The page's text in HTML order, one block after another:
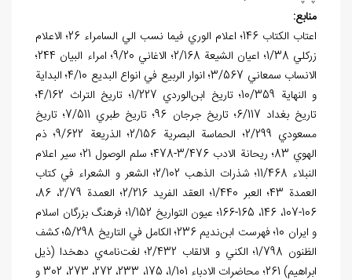
منابع:
اعتاب الکتاب 146؛ اعلام الوري فيما نسب الي السامراء 26؛ الاعلام
زرکلي 1/38؛ اعيان الشيعة 2/168؛ الاغاني 9/20؛ امراء البيان 244؛
الانساب سمعاني 3/567؛ انوار الربيع في انواع البديع 4/10؛ البداية
و النهاية 10/359؛ تاريخ ابن‌الوردي 1/227؛ تاريخ التراث 4/162؛
تاريخ بغداد 6/117؛ تاريخ جرجان 96؛ تاريخ طبري 7/511؛ تاريخ
مسعودي 2/299؛ الحماسة البصرية 2/156؛ الذريعة 9/622؛ ذم
الهوي 83؛ ريحانة الادب 3/476-478؛ سلم الوصول 21؛ سير اعلام
النبلاء 11/468؛ شذرات الذهب 2/102؛ الشعر و الشعراء في کتاب
العمدة 43؛ العبر 1/440؛ العقد الفريد 2/216؛ العمدة 2/79، 86،
106-107، 146، 165-166؛ عيون التواريخ 1/152؛ فرهنگ بزرگان اسلام
و ايران 10؛ فهرست ابن‌نديم 236؛ الکامل في التاريخ 5/298؛ کشف
الظنون 1/798؛ الکني و الالقاب 2/432؛ لغت‌نامه‌ي دهخدا (ذيل
ابراهيم) 261؛ محاضرات الادباء 1/101، 175، 233، 272، 273، 302 و